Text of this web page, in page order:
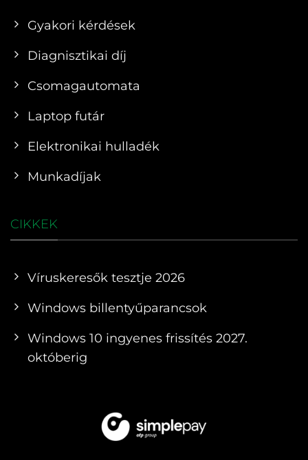
Gyakori kérdések
Diagnisztikai díj
Csomagautomata
Laptop futár
Elektronikai hulladék
Munkadíjak
CIKKEK
Víruskeresők tesztje 2026
Windows billentyűparancsok
Windows 10 ingyenes frissítés 2027.
októberig